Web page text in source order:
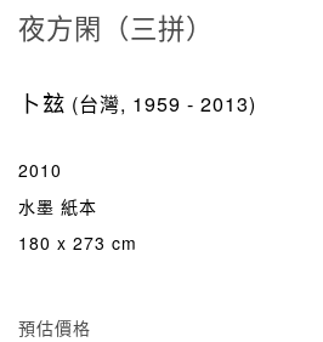
夜方閑（三拼）
卜玆 (台灣, 1959 - 2013)
2010
水墨 紙本
180 x 273 cm
預估價格